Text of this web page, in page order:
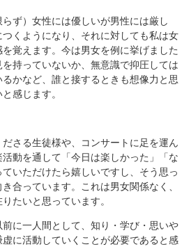
ず）女性には優しいが男性には厳し
くようになり、それに対しても私は女
覚えます。今は男女を例に挙げました
持っていないか、無意識で抑圧しては
かなど、誰と接するときも想像力と思
感じます。
さる生徒様や、コンサートに足を運ん
動を通して「今日は楽しかった」「な
いただけたら嬉しいですし、そう思っ
合っています。これは男女関係なく、
たいと思っています。
に一人間として、知り・学び・思いや
に活動していくことが必要であると感